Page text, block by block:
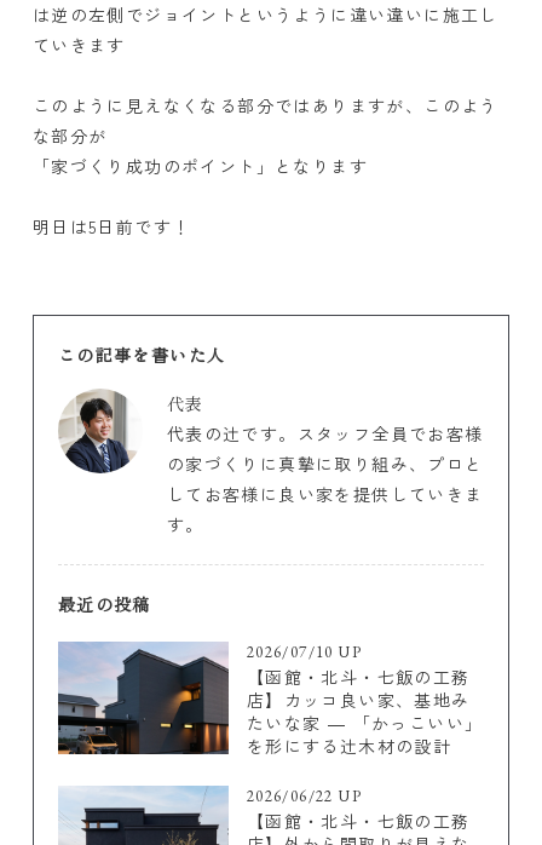
は逆の左側でジョイントというように違い違いに施工し
ていきます
このように見えなくなる部分ではありますが、このよう
な部分が
「家づくり成功のポイント」となります
明日は5日前です！
この記事を書いた人
代表
代表の辻です。スタッフ全員でお客様
の家づくりに真摯に取り組み、プロと
してお客様に良い家を提供していきま
す。
最近の投稿
2026/07/10 UP
【函館・北斗・七飯の工務
店】カッコ良い家、基地み
たいな家 ― 「かっこいい」
を形にする辻木材の設計
2026/06/22 UP
【函館・北斗・七飯の工務